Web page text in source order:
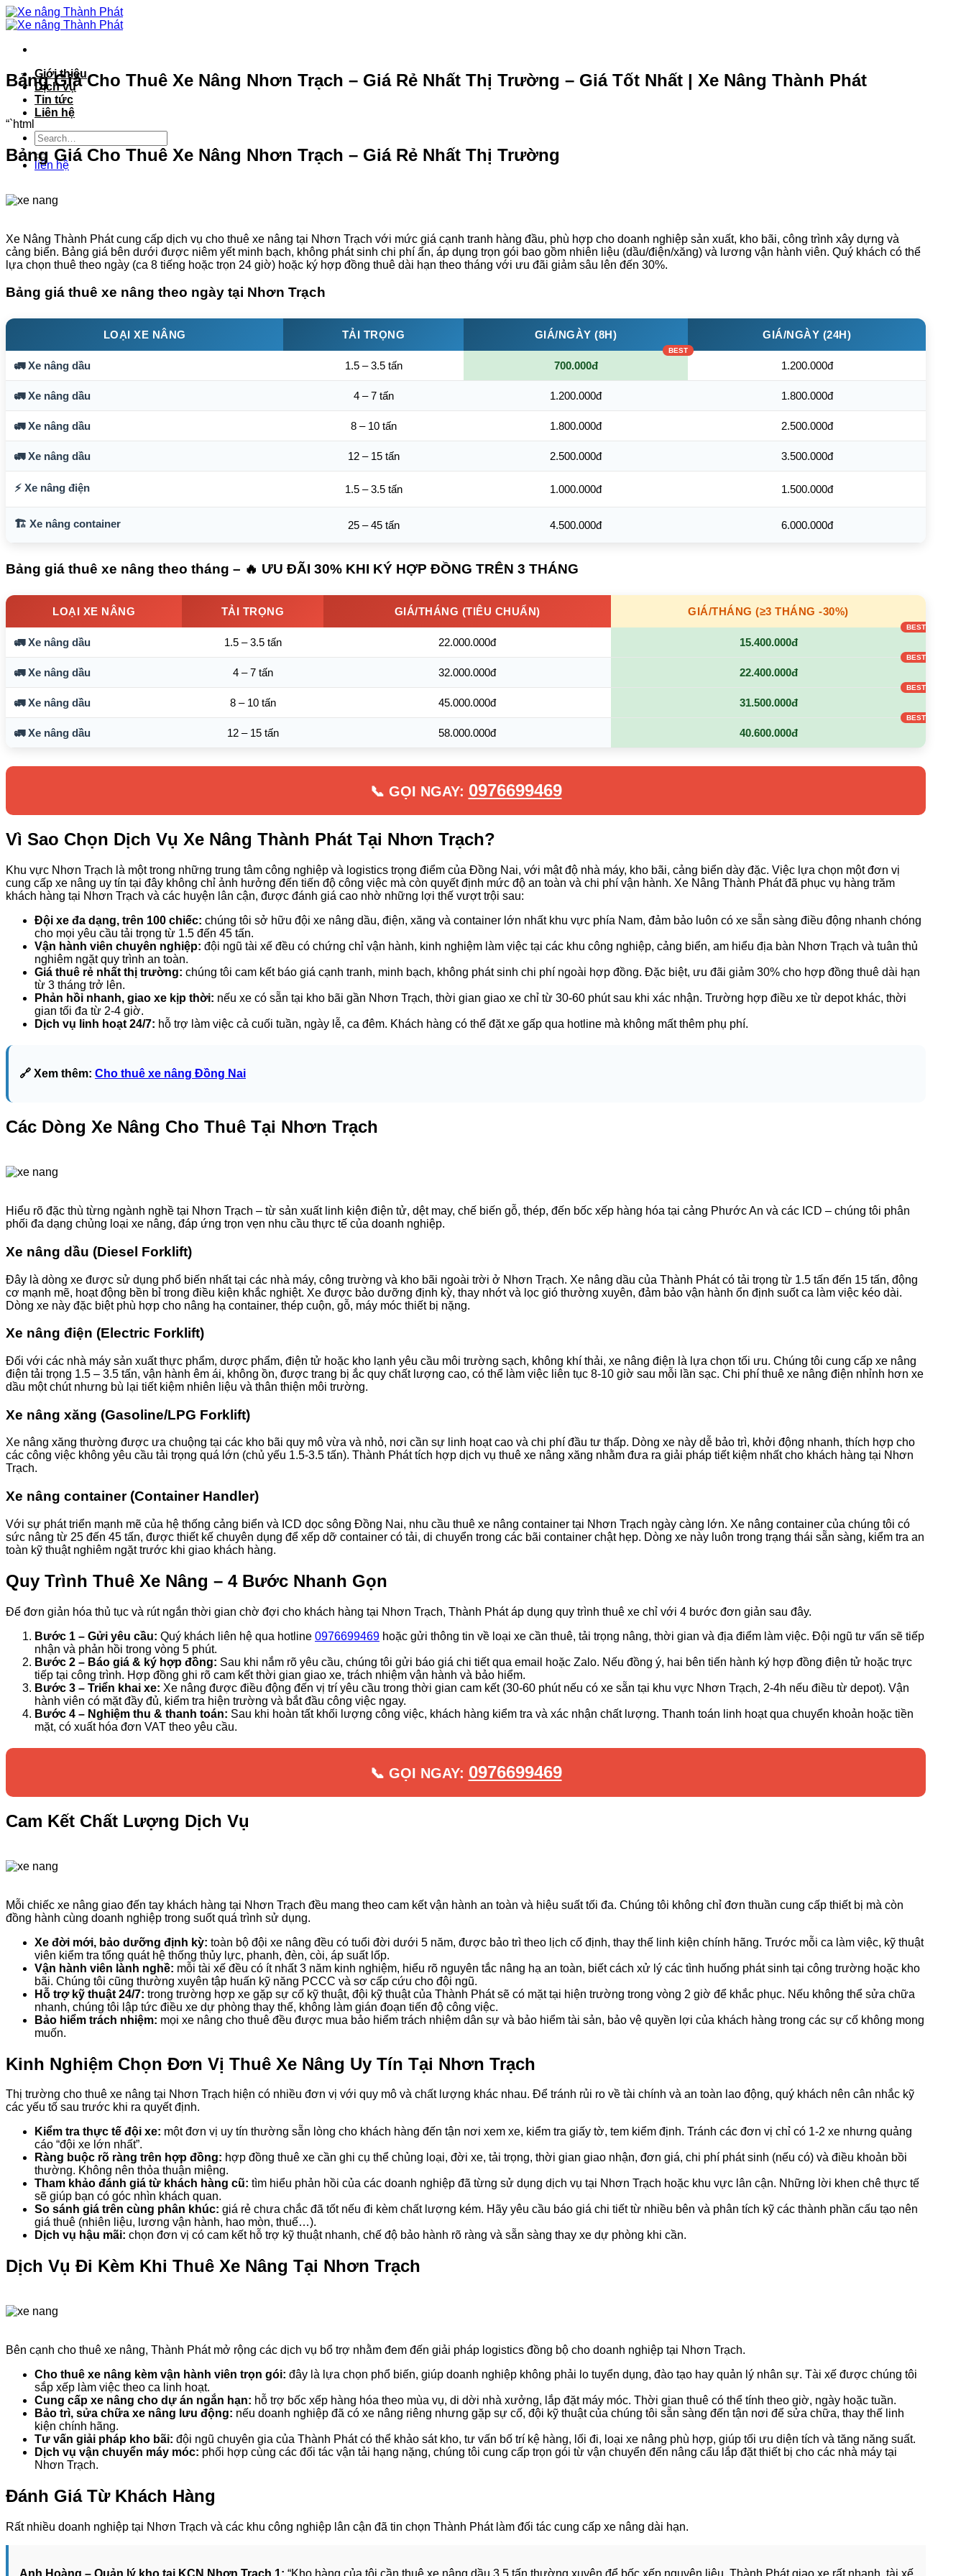
Bỏ
qua
dung
Giới thiệu
Dịch vụ
Tin tức
Liên hệ
liên hệ
Bảng Giá Cho Thuê Xe Nâng Nhơn Trạch – Giá Rẻ Nhất Thị Trường – Giá Tốt Nhất | Xe Nâng Thành Phát
“`html
Bảng Giá Cho Thuê Xe Nâng Nhơn Trạch – Giá Rẻ Nhất Thị Trường
Xe Nâng Thành Phát cung cấp dịch vụ cho thuê xe nâng tại Nhơn Trạch với mức giá cạnh tranh hàng đầu, phù hợp cho doanh nghiệp sản xuất, kho bãi, công trình xây dựng và
cảng biển. Bảng giá bên dưới được niêm yết minh bạch, không phát sinh chi phí ẩn, áp dụng trọn gói bao gồm nhiên liệu (dầu/điện/xăng) và lương vận hành viên. Quý khách có thể
lựa chọn thuê theo ngày (ca 8 tiếng hoặc trọn 24 giờ) hoặc ký hợp đồng thuê dài hạn theo tháng với ưu đãi giảm sâu lên đến 30%.
Bảng giá thuê xe nâng theo ngày tại Nhơn Trạch
LOẠI XE NÂNG TẢI TRỌNG GIÁ/NGÀY (8H) GIÁ/NGÀY (24H)
🚛 Xe nâng dầu 1.5 – 3.5 tấn 700.000đ 1.200.000đ
🚛 Xe nâng dầu 4 – 7 tấn 1.200.000đ 1.800.000đ
🚛 Xe nâng dầu 8 – 10 tấn 1.800.000đ 2.500.000đ
🚛 Xe nâng dầu 12 – 15 tấn 2.500.000đ 3.500.000đ
⚡ Xe nâng điện 1.5 – 3.5 tấn 1.000.000đ 1.500.000đ
🏗️ Xe nâng container 25 – 45 tấn 4.500.000đ 6.000.000đ
Bảng giá thuê xe nâng theo tháng – 🔥 ƯU ĐÃI 30% KHI KÝ HỢP ĐỒNG TRÊN 3 THÁNG
LOẠI XE NÂNG TẢI TRỌNG GIÁ/THÁNG (TIÊU CHUẨN) GIÁ/THÁNG (≥3 THÁNG -30%)
🚛 Xe nâng dầu 1.5 – 3.5 tấn 22.000.000đ 15.400.000đ
🚛 Xe nâng dầu 4 – 7 tấn 32.000.000đ 22.400.000đ
🚛 Xe nâng dầu 8 – 10 tấn 45.000.000đ 31.500.000đ
🚛 Xe nâng dầu 12 – 15 tấn 58.000.000đ 40.600.000đ
📞 GỌI NGAY: 0976699469
Vì Sao Chọn Dịch Vụ Xe Nâng Thành Phát Tại Nhơn Trạch?
Khu vực Nhơn Trạch là một trong những trung tâm công nghiệp và logistics trọng điểm của Đồng Nai, với mật độ nhà máy, kho bãi, cảng biển dày đặc. Việc lựa chọn một đơn vị
cung cấp xe nâng uy tín tại đây không chỉ ảnh hưởng đến tiến độ công việc mà còn quyết định mức độ an toàn và chi phí vận hành. Xe Nâng Thành Phát đã phục vụ hàng trăm
khách hàng tại Nhơn Trạch và các huyện lân cận, được đánh giá cao nhờ những lợi thế vượt trội sau:
Đội xe đa dạng, trên 100 chiếc: chúng tôi sở hữu đội xe nâng dầu, điện, xăng và container lớn nhất khu vực phía Nam, đảm bảo luôn có xe sẵn sàng điều động nhanh chóng
cho mọi yêu cầu tải trọng từ 1.5 đến 45 tấn.
Vận hành viên chuyên nghiệp: đội ngũ tài xế đều có chứng chỉ vận hành, kinh nghiệm làm việc tại các khu công nghiệp, cảng biển, am hiểu địa bàn Nhơn Trạch và tuân thủ
nghiêm ngặt quy trình an toàn.
Giá thuê rẻ nhất thị trường: chúng tôi cam kết báo giá cạnh tranh, minh bạch, không phát sinh chi phí ngoài hợp đồng. Đặc biệt, ưu đãi giảm 30% cho hợp đồng thuê dài hạn
từ 3 tháng trở lên.
Phản hồi nhanh, giao xe kịp thời: nếu xe có sẵn tại kho bãi gần Nhơn Trạch, thời gian giao xe chỉ từ 30-60 phút sau khi xác nhận. Trường hợp điều xe từ depot khác, thời
gian tối đa từ 2-4 giờ.
Dịch vụ linh hoạt 24/7: hỗ trợ làm việc cả cuối tuần, ngày lễ, ca đêm. Khách hàng có thể đặt xe gấp qua hotline mà không mất thêm phụ phí.
🔗 Xem thêm: Cho thuê xe nâng Đồng Nai
Các Dòng Xe Nâng Cho Thuê Tại Nhơn Trạch
Hiểu rõ đặc thù từng ngành nghề tại Nhơn Trạch – từ sản xuất linh kiện điện tử, dệt may, chế biến gỗ, thép, đến bốc xếp hàng hóa tại cảng Phước An và các ICD – chúng tôi phân
phối đa dạng chủng loại xe nâng, đáp ứng trọn vẹn nhu cầu thực tế của doanh nghiệp.
Xe nâng dầu (Diesel Forklift)
Đây là dòng xe được sử dụng phổ biến nhất tại các nhà máy, công trường và kho bãi ngoài trời ở Nhơn Trạch. Xe nâng dầu của Thành Phát có tải trọng từ 1.5 tấn đến 15 tấn, động
cơ mạnh mẽ, hoạt động bền bỉ trong điều kiện khắc nghiệt. Xe được bảo dưỡng định kỳ, thay nhớt và lọc gió thường xuyên, đảm bảo vận hành ổn định suốt ca làm việc kéo dài.
Dòng xe này đặc biệt phù hợp cho nâng hạ container, thép cuộn, gỗ, máy móc thiết bị nặng.
Xe nâng điện (Electric Forklift)
Đối với các nhà máy sản xuất thực phẩm, dược phẩm, điện tử hoặc kho lạnh yêu cầu môi trường sạch, không khí thải, xe nâng điện là lựa chọn tối ưu. Chúng tôi cung cấp xe nâng
điện tải trọng 1.5 – 3.5 tấn, vận hành êm ái, không ồn, được trang bị ắc quy chất lượng cao, có thể làm việc liên tục 8-10 giờ sau mỗi lần sạc. Chi phí thuê xe nâng điện nhỉnh hơn xe
dầu một chút nhưng bù lại tiết kiệm nhiên liệu và thân thiện môi trường.
Xe nâng xăng (Gasoline/LPG Forklift)
Xe nâng xăng thường được ưa chuộng tại các kho bãi quy mô vừa và nhỏ, nơi cần sự linh hoạt cao và chi phí đầu tư thấp. Dòng xe này dễ bảo trì, khởi động nhanh, thích hợp cho
các công việc không yêu cầu tải trọng quá lớn (chủ yếu 1.5-3.5 tấn). Thành Phát tích hợp dịch vụ thuê xe nâng xăng nhằm đưa ra giải pháp tiết kiệm nhất cho khách hàng tại Nhơn
Trạch.
Xe nâng container (Container Handler)
Với sự phát triển mạnh mẽ của hệ thống cảng biển và ICD dọc sông Đồng Nai, nhu cầu thuê xe nâng container tại Nhơn Trạch ngày càng lớn. Xe nâng container của chúng tôi có
sức nâng từ 25 đến 45 tấn, được thiết kế chuyên dụng để xếp dỡ container có tải, di chuyển trong các bãi container chật hẹp. Dòng xe này luôn trong trạng thái sẵn sàng, kiểm tra an
toàn kỹ thuật nghiêm ngặt trước khi giao khách hàng.
Quy Trình Thuê Xe Nâng – 4 Bước Nhanh Gọn
Để đơn giản hóa thủ tục và rút ngắn thời gian chờ đợi cho khách hàng tại Nhơn Trạch, Thành Phát áp dụng quy trình thuê xe chỉ với 4 bước đơn giản sau đây.
Bước 1 – Gửi yêu cầu: Quý khách liên hệ qua hotline 0976699469 hoặc gửi thông tin về loại xe cần thuê, tải trọng nâng, thời gian và địa điểm làm việc. Đội ngũ tư vấn sẽ tiếp
nhận và phản hồi trong vòng 5 phút.
Bước 2 – Báo giá & ký hợp đồng: Sau khi nắm rõ yêu cầu, chúng tôi gửi báo giá chi tiết qua email hoặc Zalo. Nếu đồng ý, hai bên tiến hành ký hợp đồng điện tử hoặc trực
tiếp tại công trình. Hợp đồng ghi rõ cam kết thời gian giao xe, trách nhiệm vận hành và bảo hiểm.
Bước 3 – Triển khai xe: Xe nâng được điều động đến vị trí yêu cầu trong thời gian cam kết (30-60 phút nếu có xe sẵn tại khu vực Nhơn Trạch, 2-4h nếu điều từ depot). Vận
hành viên có mặt đầy đủ, kiểm tra hiện trường và bắt đầu công việc ngay.
Bước 4 – Nghiệm thu & thanh toán: Sau khi hoàn tất khối lượng công việc, khách hàng kiểm tra và xác nhận chất lượng. Thanh toán linh hoạt qua chuyển khoản hoặc tiền
mặt, có xuất hóa đơn VAT theo yêu cầu.
📞 GỌI NGAY: 0976699469
Cam Kết Chất Lượng Dịch Vụ
Mỗi chiếc xe nâng giao đến tay khách hàng tại Nhơn Trạch đều mang theo cam kết vận hành an toàn và hiệu suất tối đa. Chúng tôi không chỉ đơn thuần cung cấp thiết bị mà còn
đồng hành cùng doanh nghiệp trong suốt quá trình sử dụng.
Xe đời mới, bảo dưỡng định kỳ: toàn bộ đội xe nâng đều có tuổi đời dưới 5 năm, được bảo trì theo lịch cố định, thay thế linh kiện chính hãng. Trước mỗi ca làm việc, kỹ thuật
viên kiểm tra tổng quát hệ thống thủy lực, phanh, đèn, còi, áp suất lốp.
Vận hành viên lành nghề: mỗi tài xế đều có ít nhất 3 năm kinh nghiệm, hiểu rõ nguyên tắc nâng hạ an toàn, biết cách xử lý các tình huống phát sinh tại công trường hoặc kho
bãi. Chúng tôi cũng thường xuyên tập huấn kỹ năng PCCC và sơ cấp cứu cho đội ngũ.
Hỗ trợ kỹ thuật 24/7: trong trường hợp xe gặp sự cố kỹ thuật, đội kỹ thuật của Thành Phát sẽ có mặt tại hiện trường trong vòng 2 giờ để khắc phục. Nếu không thể sửa chữa
nhanh, chúng tôi lập tức điều xe dự phòng thay thế, không làm gián đoạn tiến độ công việc.
Bảo hiểm trách nhiệm: mọi xe nâng cho thuê đều được mua bảo hiểm trách nhiệm dân sự và bảo hiểm tài sản, bảo vệ quyền lợi của khách hàng trong các sự cố không mong
muốn.
Kinh Nghiệm Chọn Đơn Vị Thuê Xe Nâng Uy Tín Tại Nhơn Trạch
Thị trường cho thuê xe nâng tại Nhơn Trạch hiện có nhiều đơn vị với quy mô và chất lượng khác nhau. Để tránh rủi ro về tài chính và an toàn lao động, quý khách nên cân nhắc kỹ
các yếu tố sau trước khi ra quyết định.
Kiểm tra thực tế đội xe: một đơn vị uy tín thường sẵn lòng cho khách hàng đến tận nơi xem xe, kiểm tra giấy tờ, tem kiểm định. Tránh các đơn vị chỉ có 1-2 xe nhưng quảng
cáo “đội xe lớn nhất”.
Ràng buộc rõ ràng trên hợp đồng: hợp đồng thuê xe cần ghi cụ thể chủng loại, đời xe, tải trọng, thời gian giao nhận, đơn giá, chi phí phát sinh (nếu có) và điều khoản bồi
thường. Không nên thỏa thuận miệng.
Tham khảo đánh giá từ khách hàng cũ: tìm hiểu phản hồi của các doanh nghiệp đã từng sử dụng dịch vụ tại Nhơn Trạch hoặc khu vực lân cận. Những lời khen chê thực tế
sẽ giúp bạn có góc nhìn khách quan.
So sánh giá trên cùng phân khúc: giá rẻ chưa chắc đã tốt nếu đi kèm chất lượng kém. Hãy yêu cầu báo giá chi tiết từ nhiều bên và phân tích kỹ các thành phần cấu tạo nên
giá thuê (nhiên liệu, lương vận hành, hao mòn, thuế…).
Dịch vụ hậu mãi: chọn đơn vị có cam kết hỗ trợ kỹ thuật nhanh, chế độ bảo hành rõ ràng và sẵn sàng thay xe dự phòng khi cần.
Dịch Vụ Đi Kèm Khi Thuê Xe Nâng Tại Nhơn Trạch
Bên cạnh cho thuê xe nâng, Thành Phát mở rộng các dịch vụ bổ trợ nhằm đem đến giải pháp logistics đồng bộ cho doanh nghiệp tại Nhơn Trạch.
Cho thuê xe nâng kèm vận hành viên trọn gói: đây là lựa chọn phổ biến, giúp doanh nghiệp không phải lo tuyển dụng, đào tạo hay quản lý nhân sự. Tài xế được chúng tôi
sắp xếp làm việc theo ca linh hoạt.
Cung cấp xe nâng cho dự án ngắn hạn: hỗ trợ bốc xếp hàng hóa theo mùa vụ, di dời nhà xưởng, lắp đặt máy móc. Thời gian thuê có thể tính theo giờ, ngày hoặc tuần.
Bảo trì, sửa chữa xe nâng lưu động: nếu doanh nghiệp đã có xe nâng riêng nhưng gặp sự cố, đội kỹ thuật của chúng tôi sẵn sàng đến tận nơi để sửa chữa, thay thế linh
kiện chính hãng.
Tư vấn giải pháp kho bãi: đội ngũ chuyên gia của Thành Phát có thể khảo sát kho, tư vấn bố trí kệ hàng, lối đi, loại xe nâng phù hợp, giúp tối ưu diện tích và tăng năng suất.
Dịch vụ vận chuyển máy móc: phối hợp cùng các đối tác vận tải hạng nặng, chúng tôi cung cấp trọn gói từ vận chuyển đến nâng cẩu lắp đặt thiết bị cho các nhà máy tại
Nhơn Trạch.
Đánh Giá Từ Khách Hàng
Rất nhiều doanh nghiệp tại Nhơn Trạch và các khu công nghiệp lân cận đã tin chọn Thành Phát làm đối tác cung cấp xe nâng dài hạn.
Anh Hoàng – Quản lý kho tại KCN Nhơn Trạch 1: “Kho hàng của tôi cần thuê xe nâng dầu 3.5 tấn thường xuyên để bốc xếp nguyên liệu. Thành Phát giao xe rất nhanh, tài xế